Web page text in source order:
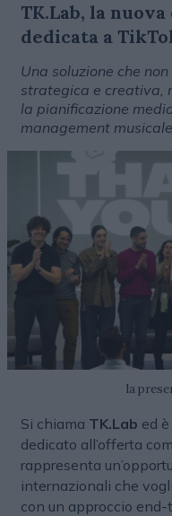
TK.Lab, la
dedicata a
Una soluzione che
strategica e creativa,
la pianificazione
management musicale
la
Si chiama TK.Lab ed
dedicato all’offerta
rappresenta
internazionali che
con un approccio end-